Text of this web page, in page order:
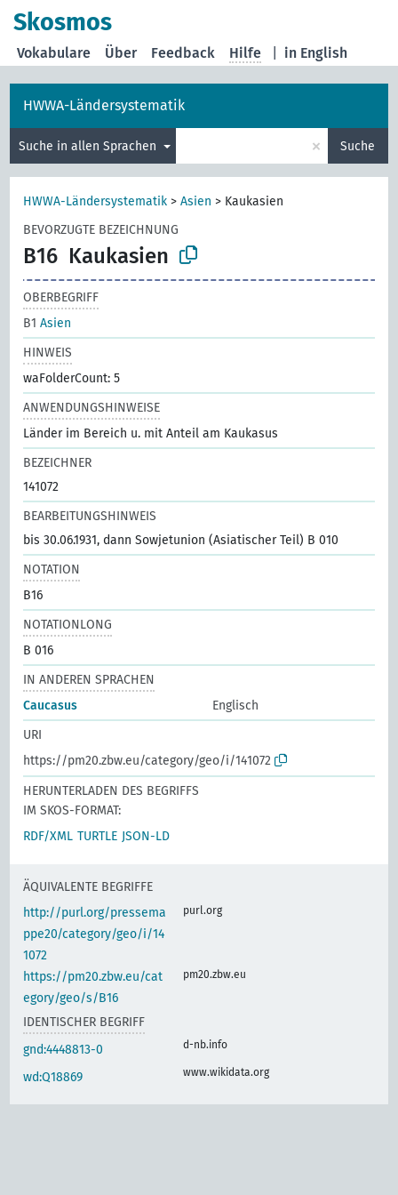
Skosmos
in English
Vokabulare Über Feedback Hilfe
HWWA-Ländersystematik
Suche in allen Sprachen × Suche
HWWA-Ländersystematik >Asien > Kaukasien
BEVORZUGTE BEZEICHNUNG
B16 Kaukasien
OBERBEGRIFF
B1Asien
HINWEIS
waFolderCount: 5
ANWENDUNGSHINWEISE
Länder im Bereich u. mit Anteil am Kaukasus
BEZEICHNER
141072
BEARBEITUNGSHINWEIS
bis 30.06.1931, dann Sowjetunion (Asiatischer Teil) B 010
NOTATION
B16
NOTATIONLONG
B 016
IN ANDEREN SPRACHEN
Caucasus
Englisch
URI
https://pm20.zbw.eu/category/geo/i/141072
HERUNTERLADEN DES BEGRIFFS
IM SKOS-FORMAT:
RDF/XML TURTLE JSON-LD
ÄQUIVALENTE BEGRIFFE
http://purl.org/pressema
ppe20/category/geo/i/14
1072
purl.org
https://pm20.zbw.eu/cat
egory/geo/s/B16
pm20.zbw.eu
IDENTISCHER BEGRIFF
gnd:4448813-0
d-nb.info
wd:Q18869 www.wikidata.org